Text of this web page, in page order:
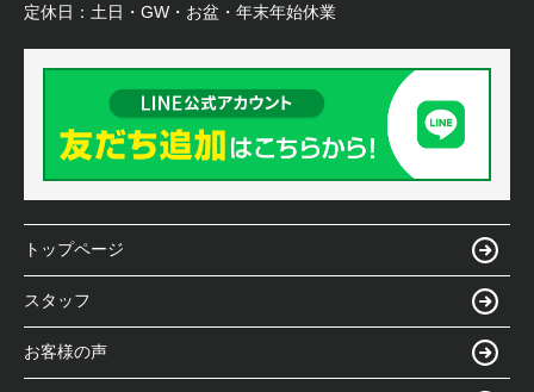
定休日： 土日・GW・お盆・年末年始休業
トップページ
スタッフ
お客様の声